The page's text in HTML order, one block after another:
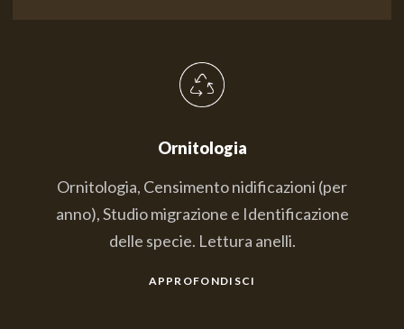
Ornitologia
Ornitologia, Censimento nidificazioni (per
anno), Studio migrazione e Identificazione
delle specie. Lettura anelli.
APPROFONDISCI